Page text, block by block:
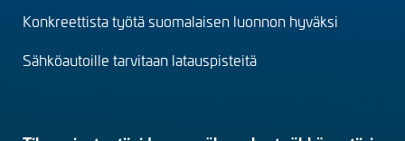
Konkreettista työtä suomalaisen luonnon hyväksi
Sähköautoille tarvitaan latauspisteitä